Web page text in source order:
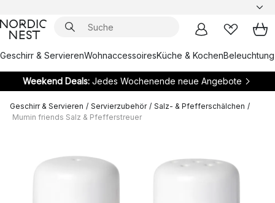
Geschirr & ServierenWohnaccessoiresKüche & KochenBeleuchtung
Weekend Deals:Jedes Wochenende neue Angebote
Geschirr & Servieren / Servierzubehör / Salz- & Pfefferschälchen /
Mumin friends Salz & Pfefferstreuer